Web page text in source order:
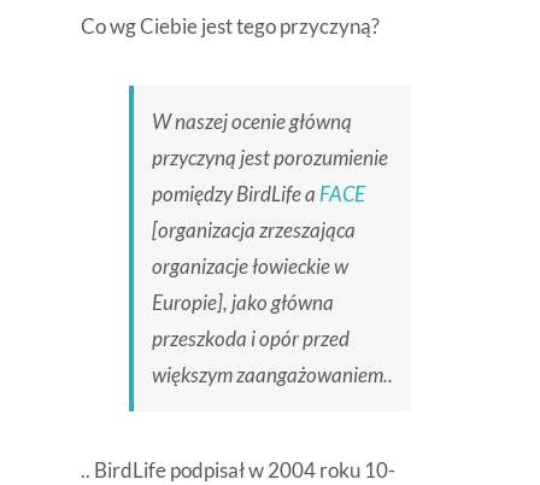
Co wg Ciebie jest tego przyczyną?
W naszej ocenie główną
przyczyną jest porozumienie
pomiędzy BirdLife a FACE
[organizacja zrzeszająca
organizacje łowieckie w
Europie], jako główna
przeszkoda i opór przed
większym zaangażowaniem..
.. BirdLife podpisał w 2004 roku 10-